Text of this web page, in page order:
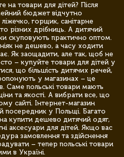
на товари для дітей? Після
бюджет відчутно
горщик, санітарне
різних дрібниць. А дитячий
скуповують практично оптом.
не дешево, а часу ходити
Як заощадити, але так, щоб не
– купуйте товари для дітей у
що більшість дитячих речей,
у магазинах – це
Саме польські товари мають
та якості. А вибрати все, що
сайті. Інтернет-магазин
посередник у Польщі. Багато
купити дешево дитячий одяг,
аксесуари для дітей. Якщо вас
замовлення та здійснення
– тепер польські товари
в Україні.